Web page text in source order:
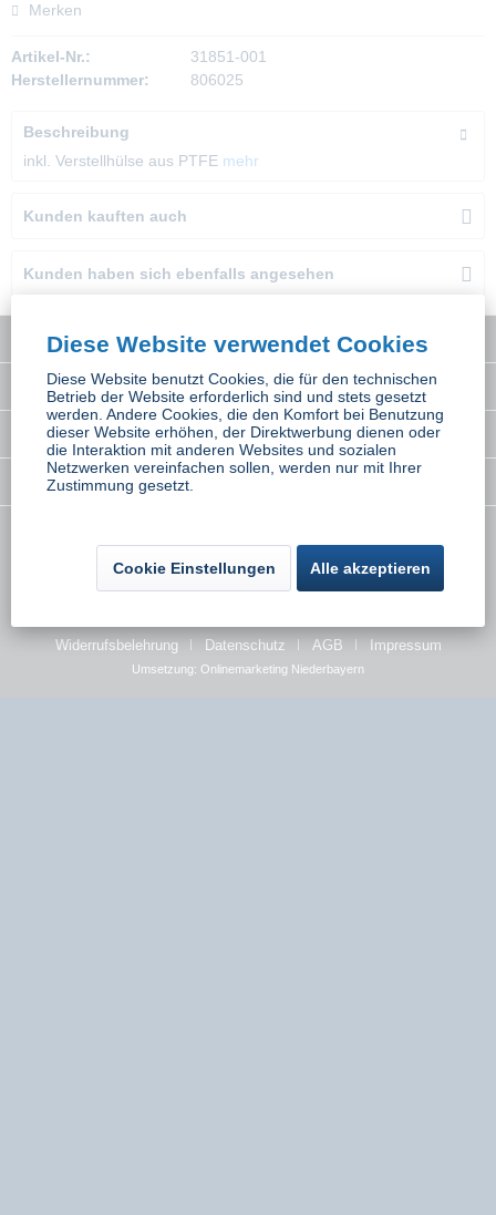
Merken
Artikel-Nr.:
31851-001
Herstellernummer:
806025
Beschreibung
inkl. Verstellhülse aus PTFE mehr
Kunden kauften auch
Kunden haben sich ebenfalls angesehen
Service Hotline
Interessantes
Rechtliches
Newsletter
* Alle Preise inkl. gesetzl. Mehrwertsteuer zzgl.Versandkostenwenn nicht
anders beschrieben
Widerrufsbelehrung Datenschutz AGB Impressum
Umsetzung: Onlinemarketing Niederbayern
Diese Website verwendet Cookies
Diese Website benutzt Cookies, die für den technischen
Betrieb der Website erforderlich sind und stets gesetzt
werden. Andere Cookies, die den Komfort bei Benutzung
dieser Website erhöhen, der Direktwerbung dienen oder
die Interaktion mit anderen Websites und sozialen
Netzwerken vereinfachen sollen, werden nur mit Ihrer
Zustimmung gesetzt.
Cookie Einstellungen Alle akzeptieren